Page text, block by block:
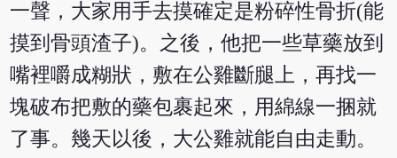
一聲，大家用手去摸確定是粉碎性骨折(能
摸到骨頭渣子)。之後，他把一些草藥放到
嘴裡嚼成糊狀，敷在公雞斷腿上，再找一
塊破布把敷的藥包裹起來，用綿線一捆就
了事。幾天以後，大公雞就能自由走動。